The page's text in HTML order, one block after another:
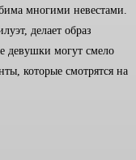
многими невестами.
делает образ
девушки могут смело
которые смотрятся на